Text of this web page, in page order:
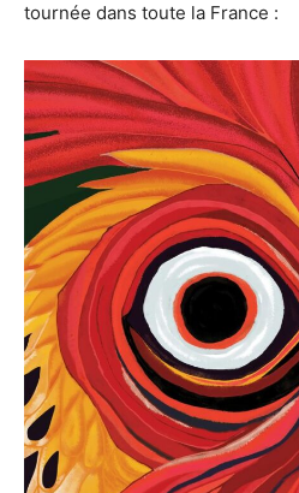
tournée dans toute la France :